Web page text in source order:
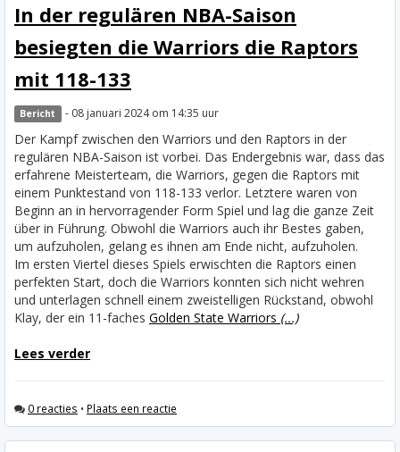
In der regulären NBA-Saison
besiegten die Warriors die Raptors
mit 118-133
Bericht - 08 januari 2024 om 14:35 uur
Der Kampf zwischen den Warriors und den Raptors in der
regulären NBA-Saison ist vorbei. Das Endergebnis war, dass das
erfahrene Meisterteam, die Warriors, gegen die Raptors mit
einem Punktestand von 118-133 verlor. Letztere waren von
Beginn an in hervorragender Form Spiel und lag die ganze Zeit
über in Führung. Obwohl die Warriors auch ihr Bestes gaben,
um aufzuholen, gelang es ihnen am Ende nicht, aufzuholen.
Im ersten Viertel dieses Spiels erwischten die Raptors einen
perfekten Start, doch die Warriors konnten sich nicht wehren
und unterlagen schnell einem zweistelligen Rückstand, obwohl
Klay, der ein 11-faches Golden State Warriors (...)
Lees verder
0 reacties • Plaats een reactie